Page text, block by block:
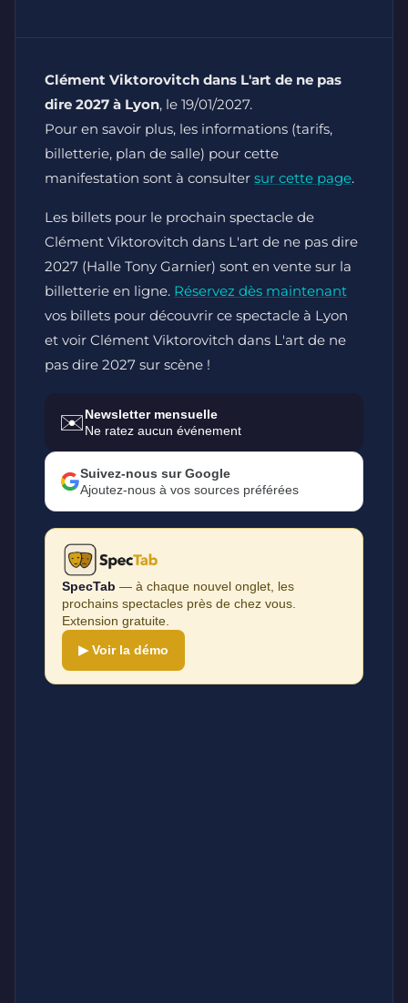
Clément Viktorovitch dans L'art de ne pas
dire 2027 à Lyon, le 19/01/2027.
Pour en savoir plus, les informations (tarifs,
billetterie, plan de salle) pour cette
manifestation sont à consulter sur cette page.
Les billets pour le prochain spectacle de
Clément Viktorovitch dans L'art de ne pas dire
2027 (Halle Tony Garnier) sont en vente sur la
billetterie en ligne. Réservez dès maintenant
vos billets pour découvrir ce spectacle à Lyon
et voir Clément Viktorovitch dans L'art de ne
pas dire 2027 sur scène !
✉️Newsletter mensuelle
Ne ratez aucun événement
Suivez-nous sur Google
Ajoutez-nous à vos sources préférées
SpecTab — à chaque nouvel onglet, les
prochains spectacles près de chez vous.
Extension gratuite.
▶ Voir la démo